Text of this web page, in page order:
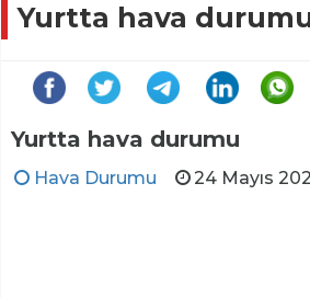
Yurtta hava
Yurtta hava durumu
Hava Durumu 24 Mayıs